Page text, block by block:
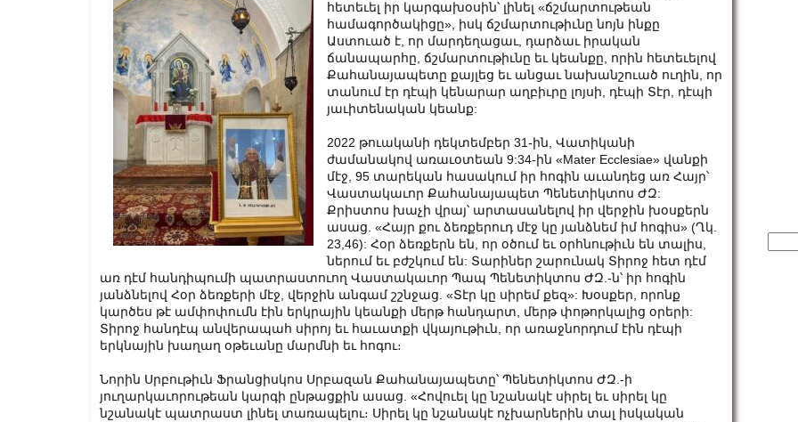
հետեւել իր կարգախօսին՝ լինել «ճշմարտութեան
համագործակիցը», իսկ ճշմարտութիւնը նոյն ինքը
Աստուած է, որ մարդեղացաւ, դարձաւ իրական
ճանապարհը, ճշմարտութիւնը եւ կեանքը, որին հետեւելով
Քահանայապետը քայլեց եւ անցաւ նախանշուած ուղին, որ
տանում էր դէպի կենարար աղբիւրը լոյսի, դէպի Տէր, դէպի
յաւիտենական կեանք:
2022 թուականի դեկտեմբեր 31-ին, Վատիկանի
ժամանակով առաւօտեան 9:34-ին «Mater Ecclesiae» վանքի
մէջ, 95 տարեկան հասակում իր հոգին աւանդեց առ Հայր՝
Վաստակաւոր Քահանայապետ Պենետիկտոս ԺԶ:
Քրիստոս խաչի վրայ՝ արտասանելով իր վերջին խօսքերն
ասաց. «Հայր քու ձեռքերուդ մէջ կը յանձնեմ իմ հոգիս» (Ղկ.
23,46): Հօր ձեռքերն են, որ օծում եւ օրհնութիւն են տալիս,
ներում եւ բժշկում են: Տարիներ շարունակ Տիրոջ հետ դէմ
առ դէմ հանդիպումի պատրաստուող Վաստակաւոր Պապ Պենետիկտոս ԺԶ.-ն՝ իր հոգին
յանձնելով Հօր ձեռքերի մէջ, վերջին անգամ շշնջաց. «Տէր կը սիրեմ քեզ»: Խօսքեր, որոնք
կարծես թէ ամփոփումն էին երկրային կեանքի մերթ հանդարտ, մերթ փոթորկալից օրերի:
Տիրոջ հանդէպ անվերապահ սիրոյ եւ հաւատքի վկայութիւն, որ առաջնորդում էին դէպի
երկնային խաղաղ օթեւանը մարմնի եւ հոգու։
Նորին Սրբութիւն Ֆրանցիսկոս Սրբազան Քահանայապետը՝ Պենետիկտոս ԺԶ.-ի
յուղարկաւորութեան կարգի ընթացքին ասաց. «Հովուել կը նշանակէ սիրել եւ սիրել կը
նշանակէ պատրաստ լինել տառապելու։ Սիրել կը նշանակէ ոչխարներին տալ իսկական
for: